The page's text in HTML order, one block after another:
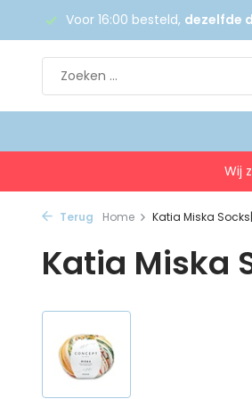
Voor 16:00 besteld, dezelfde
Wij
Terug Home Katia Miska Socks|
Katia Miska